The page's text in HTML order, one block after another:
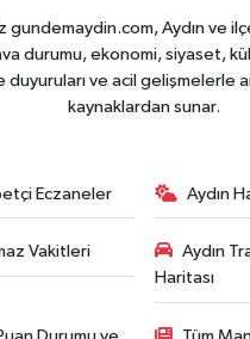
gundemaydin.com, Aydın ve
durumu, ekonomi, siyaset,
ve acil gelişmelerle
kaynaklardan sunar.
Eczaneler Aydın
Vakitleri
Aydın
Haritası
Durumu ve Tüm